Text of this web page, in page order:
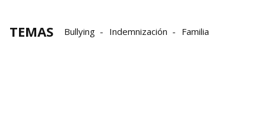
TEMAS Bullying Indemnización Familia